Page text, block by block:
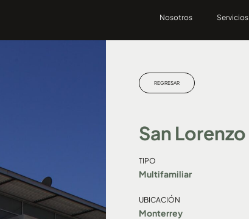
Nosotros Servicios
REGRESAR
San Lorenzo
TIPO
Multifamiliar
UBICACIÓN
Monterrey